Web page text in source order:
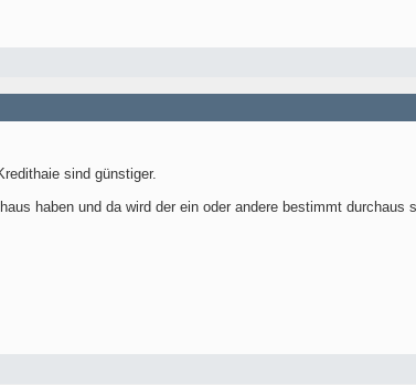
sind günstiger.
haben und da wird der ein oder andere bestimmt durchaus